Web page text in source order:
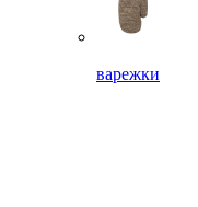
варежки